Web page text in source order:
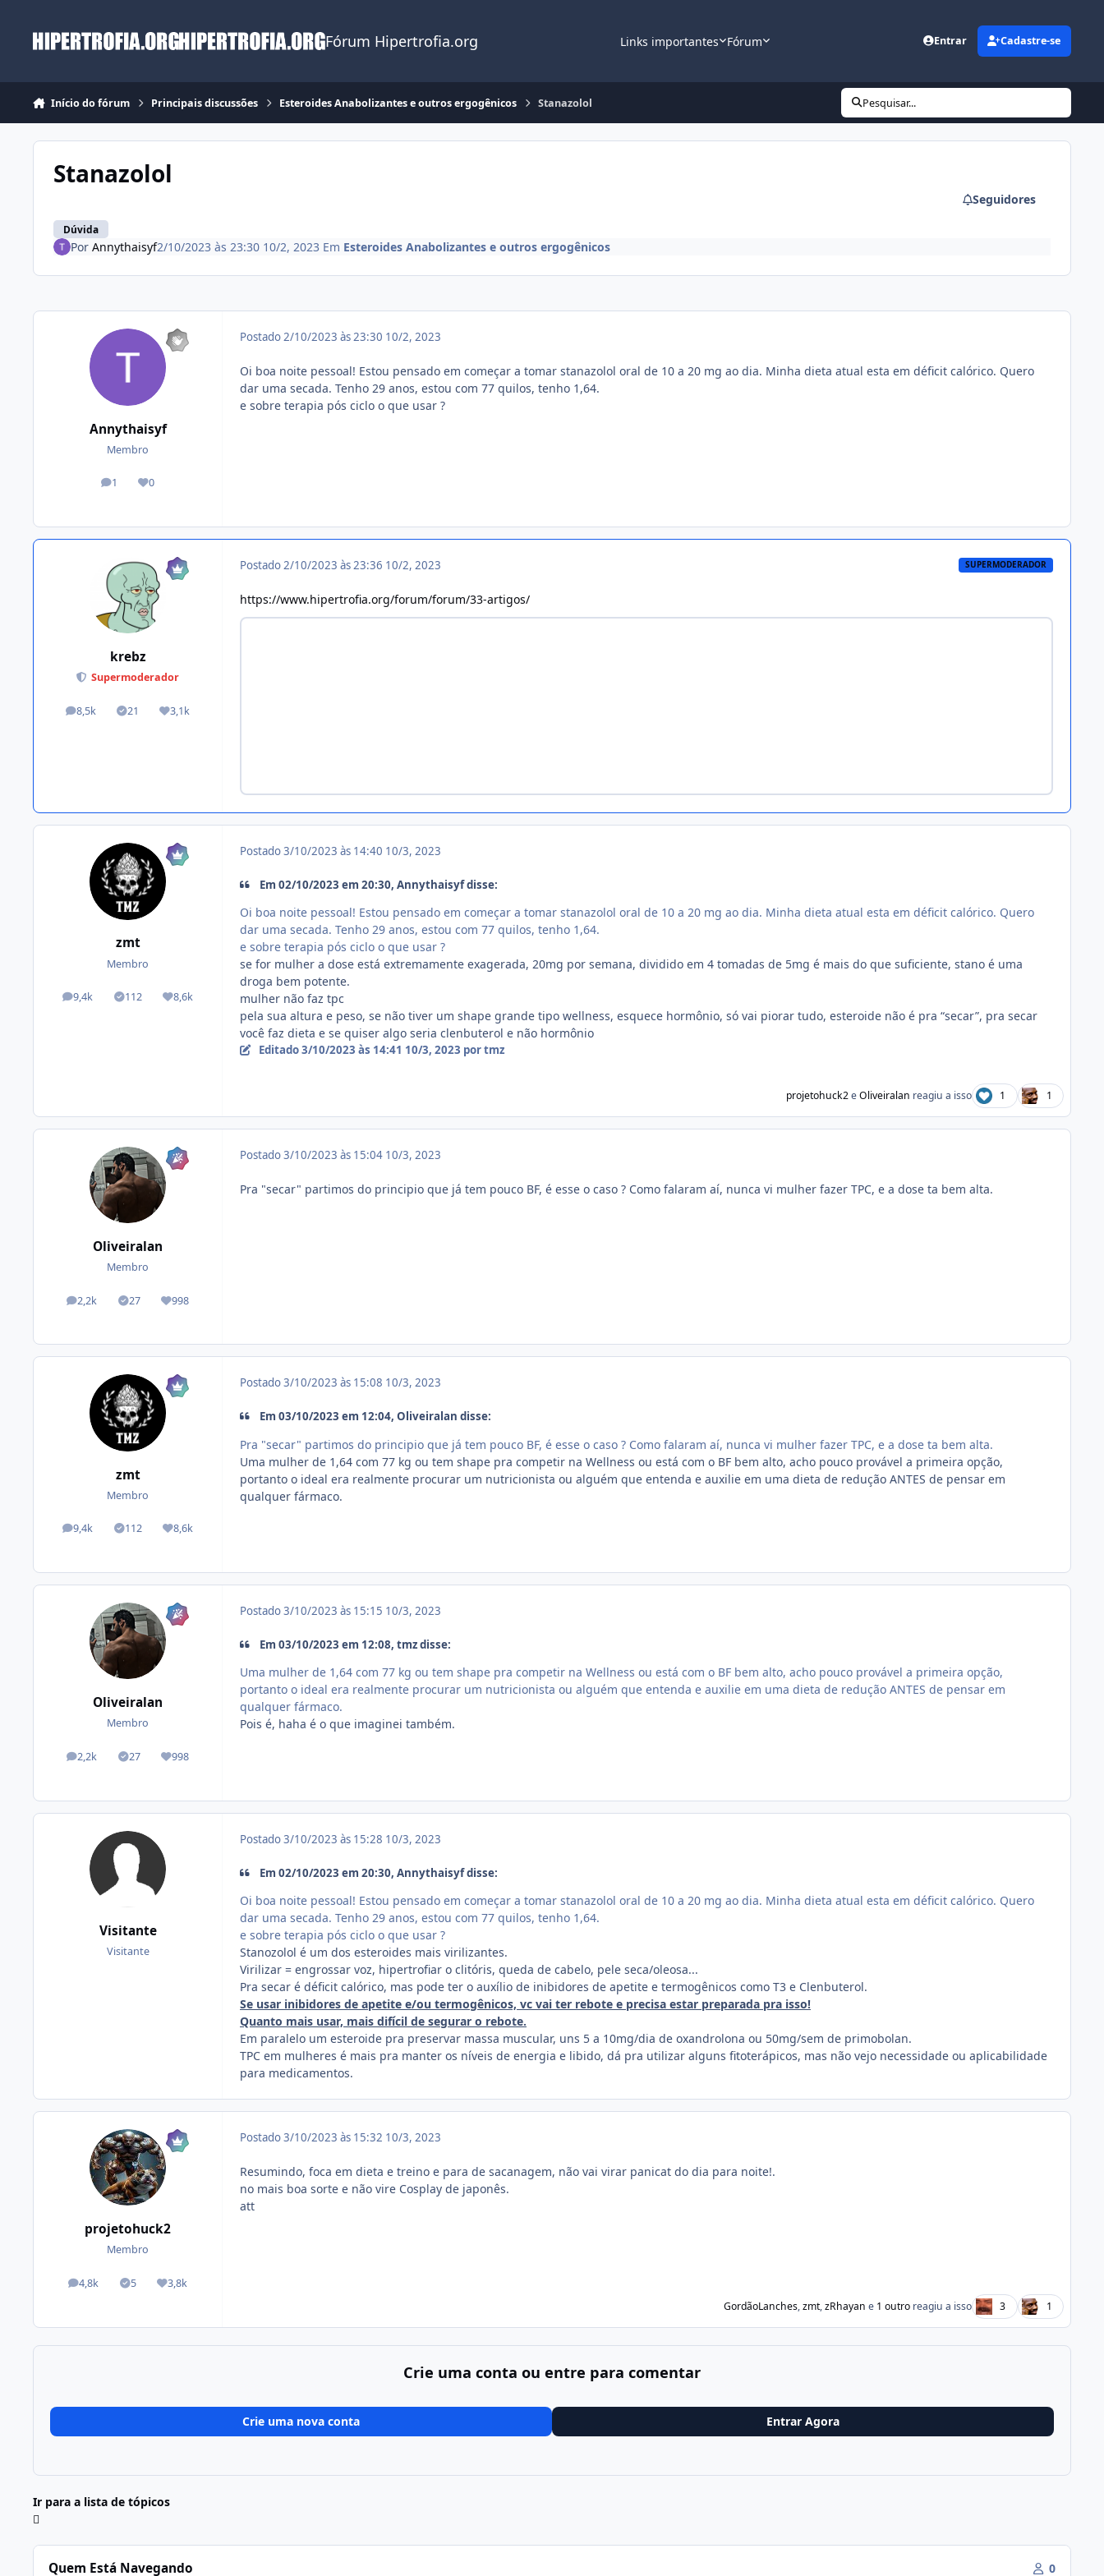
Fórum Hipertrofia.org Links importantes Fórum Entrar Cadastre-se
Início do fórum Principais discussões Esteroides Anabolizantes e outros ergogênicos Stanazolol Pesquisar...
Stanazolol
Dúvida
Seguidores
Por Annythaisyf2/10/2023 às 23:30 10/2, 2023 Em Esteroides Anabolizantes e outros ergogênicos
Annythaisyf
Membro
1
posts 0
Reputação
Postado2/10/2023 às 23:30 10/2, 2023
Oi boa noite pessoal! Estou pensado em começar a tomar stanazolol oral de 10 a 20 mg ao dia. Minha dieta atual esta em déficit calórico. Quero
dar uma secada. Tenho 29 anos, estou com 77 quilos, tenho 1,64.
e sobre terapia pós ciclo o que usar ?
krebz
Supermoderador
8,5k
posts 21
Tópicos solucionados
3,1k
Reputação
Postado2/10/2023 às 23:36 10/2, 2023 SUPERMODERADOR
https://www.hipertrofia.org/forum/forum/33-artigos/
zmt
Membro
9,4k
posts 112
Tópicos solucionados
8,6k
Reputação
Postado3/10/2023 às 14:40 10/3, 2023
Em 02/10/2023 em 20:30, Annythaisyf disse:
Oi boa noite pessoal! Estou pensado em começar a tomar stanazolol oral de 10 a 20 mg ao dia. Minha dieta atual esta em déficit calórico. Quero
dar uma secada. Tenho 29 anos, estou com 77 quilos, tenho 1,64.
e sobre terapia pós ciclo o que usar ?
se for mulher a dose está extremamente exagerada, 20mg por semana, dividido em 4 tomadas de 5mg é mais do que suficiente, stano é uma
droga bem potente.
mulher não faz tpc
pela sua altura e peso, se não tiver um shape grande tipo wellness, esquece hormônio, só vai piorar tudo, esteroide não é pra “secar”, pra secar
você faz dieta e se quiser algo seria clenbuterol e não hormônio
Editado3/10/2023 às 14:41 10/3, 2023 por tmz
projetohuck2eOliveiralan reagiu a isso 1 1
Oliveiralan
Membro
2,2k
posts 27
Tópicos solucionados
998
Reputação
Postado3/10/2023 às 15:04 10/3, 2023
Pra "secar" partimos do principio que já tem pouco BF, é esse o caso ? Como falaram aí, nunca vi mulher fazer TPC, e a dose ta bem alta.
zmt
Membro
9,4k
posts 112
Tópicos solucionados
8,6k
Reputação
Postado3/10/2023 às 15:08 10/3, 2023
Em 03/10/2023 em 12:04, Oliveiralan disse:
Pra "secar" partimos do principio que já tem pouco BF, é esse o caso ? Como falaram aí, nunca vi mulher fazer TPC, e a dose ta bem alta.
Uma mulher de 1,64 com 77 kg ou tem shape pra competir na Wellness ou está com o BF bem alto, acho pouco provável a primeira opção,
portanto o ideal era realmente procurar um nutricionista ou alguém que entenda e auxilie em uma dieta de redução ANTES de pensar em
qualquer fármaco.
Oliveiralan
Membro
2,2k
posts 27
Tópicos solucionados
998
Reputação
Postado3/10/2023 às 15:15 10/3, 2023
Em 03/10/2023 em 12:08, tmz disse:
Uma mulher de 1,64 com 77 kg ou tem shape pra competir na Wellness ou está com o BF bem alto, acho pouco provável a primeira opção,
portanto o ideal era realmente procurar um nutricionista ou alguém que entenda e auxilie em uma dieta de redução ANTES de pensar em
qualquer fármaco.
Pois é, haha é o que imaginei também.
Visitante
Visitante
Postado3/10/2023 às 15:28 10/3, 2023
Em 02/10/2023 em 20:30, Annythaisyf disse:
Oi boa noite pessoal! Estou pensado em começar a tomar stanazolol oral de 10 a 20 mg ao dia. Minha dieta atual esta em déficit calórico. Quero
dar uma secada. Tenho 29 anos, estou com 77 quilos, tenho 1,64.
e sobre terapia pós ciclo o que usar ?
Stanozolol é um dos esteroides mais virilizantes.
Virilizar = engrossar voz, hipertrofiar o clitóris, queda de cabelo, pele seca/oleosa...
Pra secar é déficit calórico, mas pode ter o auxílio de inibidores de apetite e termogênicos como T3 e Clenbuterol.
Se usar inibidores de apetite e/ou termogênicos, vc vai ter rebote e precisa estar preparada pra isso!
Quanto mais usar, mais difícil de segurar o rebote.
Em paralelo um esteroide pra preservar massa muscular, uns 5 a 10mg/dia de oxandrolona ou 50mg/sem de primobolan.
TPC em mulheres é mais pra manter os níveis de energia e libido, dá pra utilizar alguns fitoterápicos, mas não vejo necessidade ou aplicabilidade
para medicamentos.
projetohuck2
Membro
4,8k
posts 5
Tópicos solucionados
3,8k
Reputação
Postado3/10/2023 às 15:32 10/3, 2023
Resumindo, foca em dieta e treino e para de sacanagem, não vai virar panicat do dia para noite!.
no mais boa sorte e não vire Cosplay de japonês.
att
GordãoLanches,zmt,zRhayan e 1 outro reagiu a isso 3 1
Crie uma conta ou entre para comentar
Crie uma nova conta Entrar Agora
Ir para a lista de tópicos
Quem Está Navegando 0